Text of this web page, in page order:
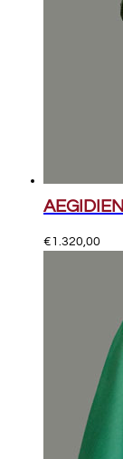
AEGIDIEN
€1.320,00